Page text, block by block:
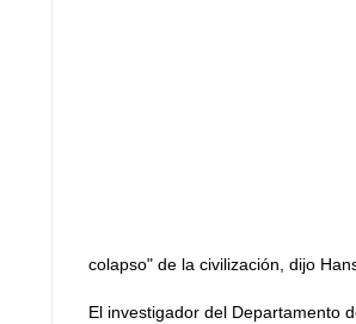
colapso" de la civilización, dijo
El investigador del Departamento